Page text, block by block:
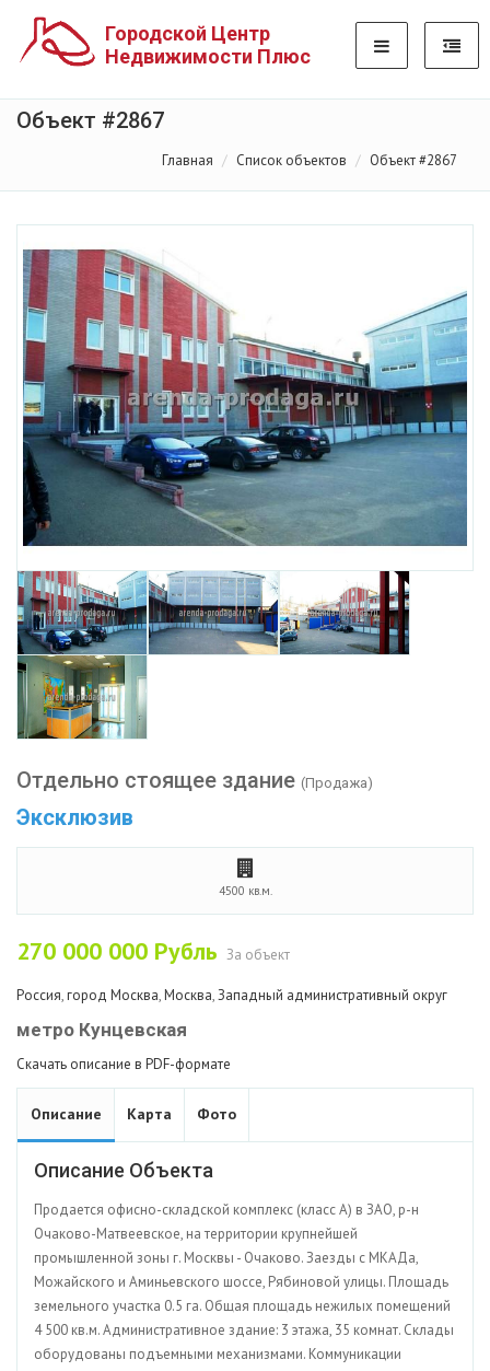
Городской Центр
Недвижимости Плюс
Объект #2867
Главная Список объектов Объект #2867
Отдельно стоящее здание (Продажа)
Эксклюзив
4500 кв.м.
270 000 000 Рубль За объект
Россия,город Москва,Москва,Западный административный округ
метро Кунцевская
Скачать описание в PDF-формате
Описание Карта Фото
Описание Объекта
Продается офисно-складской комплекс (класс А) в ЗАО, р-н
Очаково-Матвеевское, на территории крупнейшей
промышленной зоны г. Москвы - Очаково. Заезды с МКАДа,
Можайского и Аминьевского шоссе, Рябиновой улицы. Площадь
земельного участка 0.5 га. Общая площадь нежилых помещений
4 500 кв.м. Административное здание: 3 этажа, 35 комнат. Склады
оборудованы подъемными механизмами. Коммуникации